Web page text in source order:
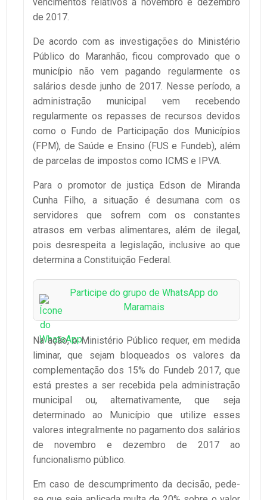
vencimentos relativos a novembro e dezembro
de 2017.
De acordo com as investigações do Ministério
Público do Maranhão, ficou comprovado que o
município não vem pagando regularmente os
salários desde junho de 2017. Nesse período, a
administração municipal vem recebendo
regularmente os repasses de recursos devidos
como o Fundo de Participação dos Municípios
(FPM), de Saúde e Ensino (FUS e Fundeb), além
de parcelas de impostos como ICMS e IPVA.
Para o promotor de justiça Edson de Miranda
Cunha Filho, a situação é desumana com os
servidores que sofrem com os constantes
atrasos em verbas alimentares, além de ilegal,
pois desrespeita a legislação, inclusive ao que
determina a Constituição Federal.
Participe do grupo de WhatsApp do
Maramais
Na ação, o Ministério Público requer, em medida
liminar, que sejam bloqueados os valores da
complementação dos 15% do Fundeb 2017, que
está prestes a ser recebida pela administração
municipal ou, alternativamente, que seja
determinado ao Município que utilize esses
valores integralmente no pagamento dos salários
de novembro e dezembro de 2017 ao
funcionalismo público.
Em caso de descumprimento da decisão, pede-